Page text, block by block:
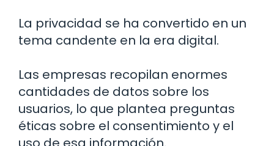
La privacidad se ha convertido en un
tema candente en la era digital.
Las empresas recopilan enormes
cantidades de datos sobre los
usuarios, lo que plantea preguntas
éticas sobre el consentimiento y el